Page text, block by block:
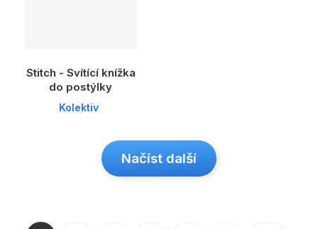
Stitch - Svítící knížka
do postýlky
Kolektiv
Načíst další